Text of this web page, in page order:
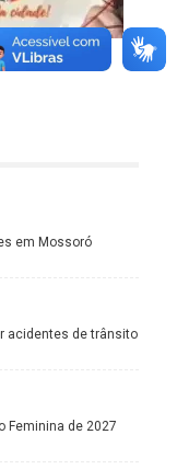
em Mossoró
acidentes de trânsito
Feminina de 2027